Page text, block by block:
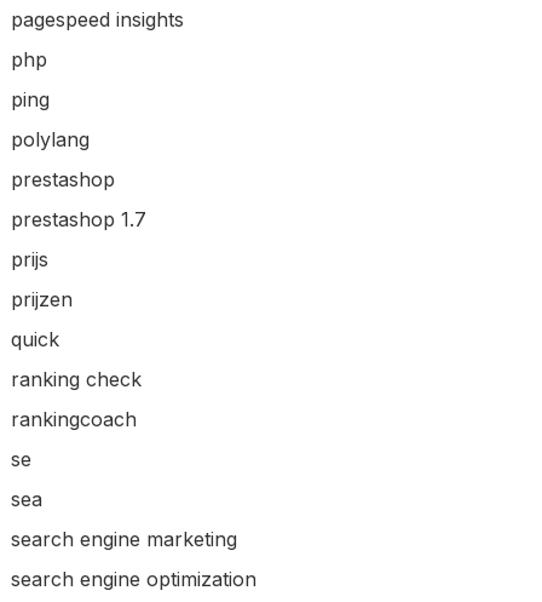
pagespeed insights
php
ping
polylang
prestashop
prestashop 1.7
prijs
prijzen
quick
ranking check
rankingcoach
se
sea
search engine marketing
search engine optimization